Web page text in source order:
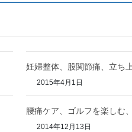
妊婦整体、股関節痛、立ち
2015年4月1日
腰痛ケア、ゴルフを楽しむ
2014年12月13日